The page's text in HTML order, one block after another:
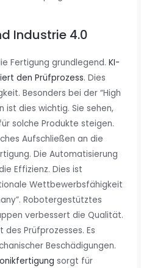
Industrie 4.0
Fertigung grundlegend.KI-
den Prüfprozess. Dies
Besonders bei der “High
ist dies wichtig. Sie sehen,
solche Produkte steigen.
Aufschließen an die
Die Automatisierung
Effizienz. Dies ist
Wettbewerbsfähigkeit
Robotergestütztes
verbessert die Qualität.
Prüfprozesses. Es
Beschädigungen.
sorgt für